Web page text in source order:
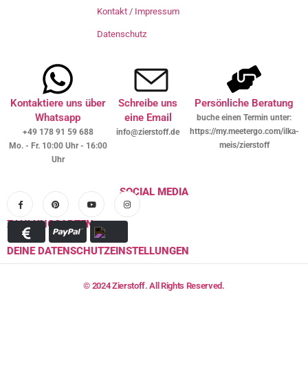
Kontakt / Impressum
Datenschutz
Kontaktiere uns über
Whatsapp
+49 178 91 59 688
Mo. - Fr. 10:00 Uhr - 16:00
Uhr
Schreibe uns
eine Email
info@zierstoff.de
Persönliche Beratung
buche einen Termin unter:
https://my.meetergo.com/ilka-
meis/zierstoff
SOCIAL MEDIA
ZAHLUNGSARTEN
DEINE DATENSCHUTZEINSTELLUNGEN
© 2024 Zierstoff. All Rights Reserved.